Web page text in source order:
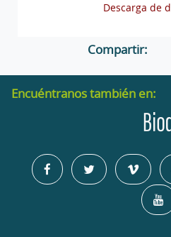
Descarga de
Compartir:
Encuéntranos también en: